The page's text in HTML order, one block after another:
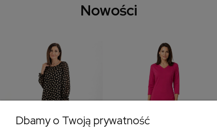
Nowości
Dbamy o Twoją prywatność